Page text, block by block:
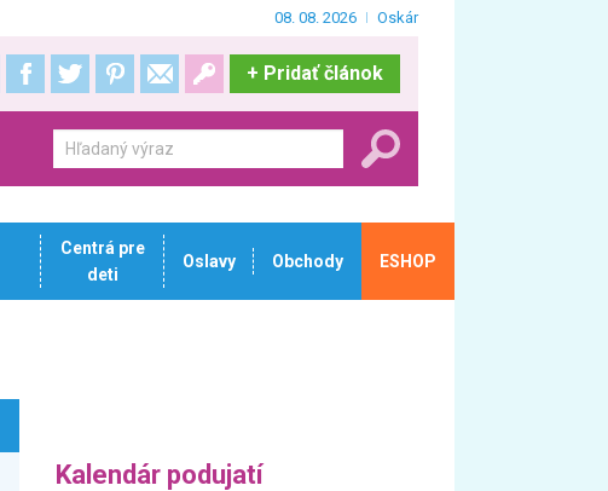
08. 08. 2026 Oskár
+ Pridať článok
Centrá pre
deti
Oslavy Obchody ESHOP
Kalendár podujatí